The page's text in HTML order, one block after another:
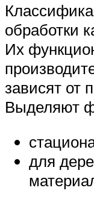
обработки
Их
зависят от
Выделяют
для